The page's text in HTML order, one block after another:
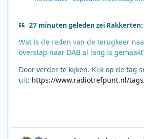
27 minuten geleden zei Rakkerten:
Wat is de reden van de terugkeer
overstap naar DAB al lang is
Door verder te kijken. Klik op de tag
uit: https://www.radiotrefpunt.nl/